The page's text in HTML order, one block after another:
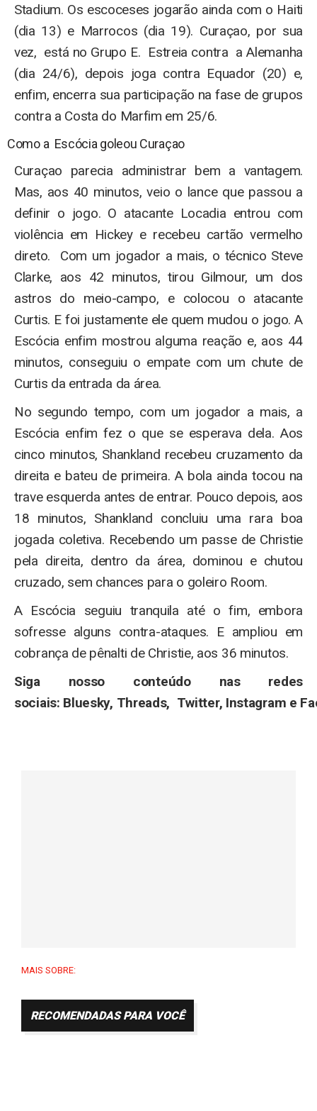
Stadium. Os escoceses jogarão ainda com o Haiti
(dia 13) e Marrocos (dia 19). Curaçao, por sua
vez, está no Grupo E. Estreia contra a Alemanha
(dia 24/6), depois joga contra Equador (20) e,
enfim, encerra sua participação na fase de grupos
contra a Costa do Marfim em 25/6.
Como a Escócia goleou Curaçao
Curaçao parecia administrar bem a vantagem.
Mas, aos 40 minutos, veio o lance que passou a
definir o jogo. O atacante Locadia entrou com
violência em Hickey e recebeu cartão vermelho
direto. Com um jogador a mais, o técnico Steve
Clarke, aos 42 minutos, tirou Gilmour, um dos
astros do meio-campo, e colocou o atacante
Curtis. E foi justamente ele quem mudou o jogo. A
Escócia enfim mostrou alguma reação e, aos 44
minutos, conseguiu o empate com um chute de
Curtis da entrada da área.
No segundo tempo, com um jogador a mais, a
Escócia enfim fez o que se esperava dela. Aos
cinco minutos, Shankland recebeu cruzamento da
direita e bateu de primeira. A bola ainda tocou na
trave esquerda antes de entrar. Pouco depois, aos
18 minutos, Shankland concluiu uma rara boa
jogada coletiva. Recebendo um passe de Christie
pela direita, dentro da área, dominou e chutou
cruzado, sem chances para o goleiro Room.
A Escócia seguiu tranquila até o fim, embora
sofresse alguns contra-ataques. E ampliou em
cobrança de pênalti de Christie, aos 36 minutos.
Siga nosso conteúdo nas redes
sociais: Bluesky, Threads, Twitter, Instagram e
MAIS SOBRE:
RECOMENDADAS PARA VOCÊ